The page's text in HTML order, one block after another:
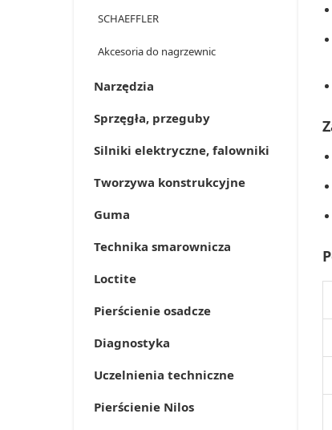
SCHAEFFLER
Akcesoria do nagrzewnic
Narzędzia
Sprzęgła, przeguby
Silniki elektryczne, falowniki
Tworzywa konstrukcyjne
Guma
Technika smarownicza
Loctite
Pierścienie osadcze
Diagnostyka
Uczelnienia techniczne
Pierścienie Nilos